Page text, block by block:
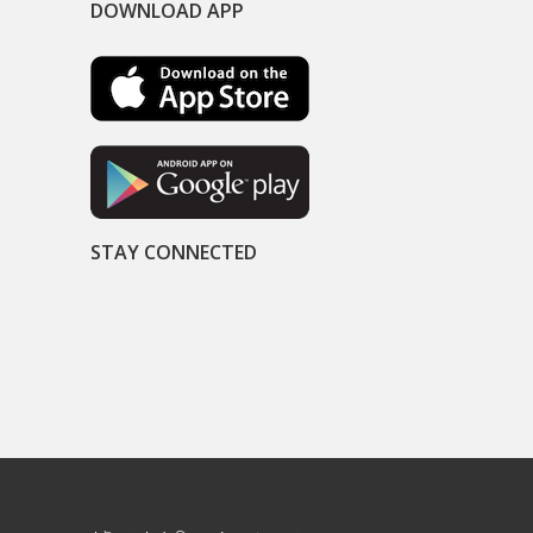
DOWNLOAD APP
STAY CONNECTED